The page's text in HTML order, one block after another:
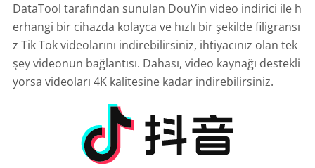
DataTool tarafından sunulan DouYin video indirici ile h
erhangi bir cihazda kolayca ve hızlı bir şekilde filigransı
z Tik Tok videolarını indirebilirsiniz, ihtiyacınız olan tek
şey videonun bağlantısı. Dahası, video kaynağı destekli
yorsa videoları 4K kalitesine kadar indirebilirsiniz.